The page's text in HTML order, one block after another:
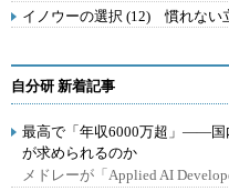
イノウーの選択 (12) 慣れない
自分研 新着記事
最高で「年収6000万超」――
が求められるのか
メドレーが「Applied AI